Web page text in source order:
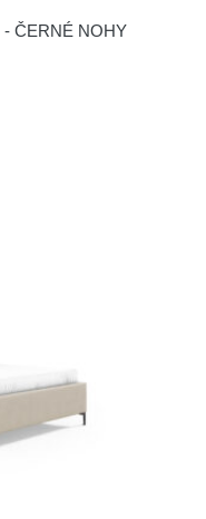
- ČERNÉ NOHY